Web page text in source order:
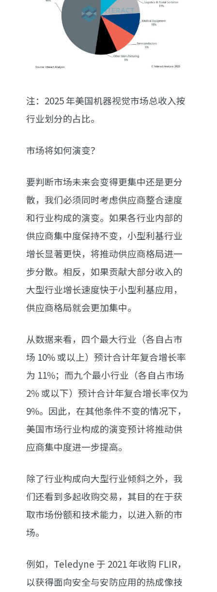
注：2025 年美国机器视觉市场总收入按
行业划分的占比。
市场将如何演变？
要判断市场未来会变得更集中还是更分
散，我们必须同时考虑供应商整合速度
和行业构成的演变。如果各行业内部的
供应商集中度保持不变，小型利基行业
增长显著更快，将推动供应商格局进一
步分散。相反，如果贡献大部分收入的
大型行业增长速度快于小型利基应用，
供应商格局就会更加集中。
从数据来看，四个最大行业（各自占市
场 10% 或以上）预计合计年复合增长率
为 11%；而九个最小行业（各自占市场
2% 或以下）预计合计年复合增长率仅为
9%。因此，在其他条件不变的情况下，
美国市场行业构成的演变预计将推动供
应商集中度进一步提高。
除了行业构成向大型行业倾斜之外，我
们还看到多起收购交易，其目的在于获
取市场份额和技术能力，以进入新的市
场。
例如，Teledyne 于 2021 年收购 FLIR，
以获得面向安全与安防应用的热成像技